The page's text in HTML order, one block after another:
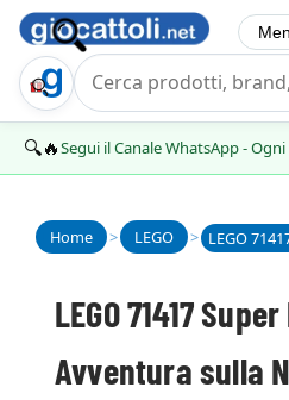
Trova Regalo
🔍🔥Segui il Canale WhatsApp -
Home > LEGO >
LEGO 71417
Avventura sulla